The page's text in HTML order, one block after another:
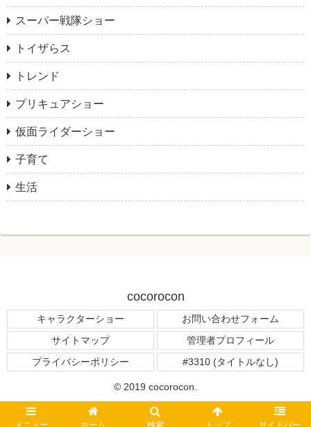
スーパー戦隊ショー
トイザらス
トレンド
プリキュアショー
仮面ライダーショー
子育て
生活
cocorocon
キャラクターショー
お問い合わせフォーム
サイトマップ
管理者プロフィール
プライバシーポリシー
#3310 (タイトルなし)
© 2019 cocorocon.
メニュー ホーム 検索 トップ サイドバー